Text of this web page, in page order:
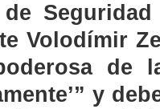
de
Volodímir
de
y